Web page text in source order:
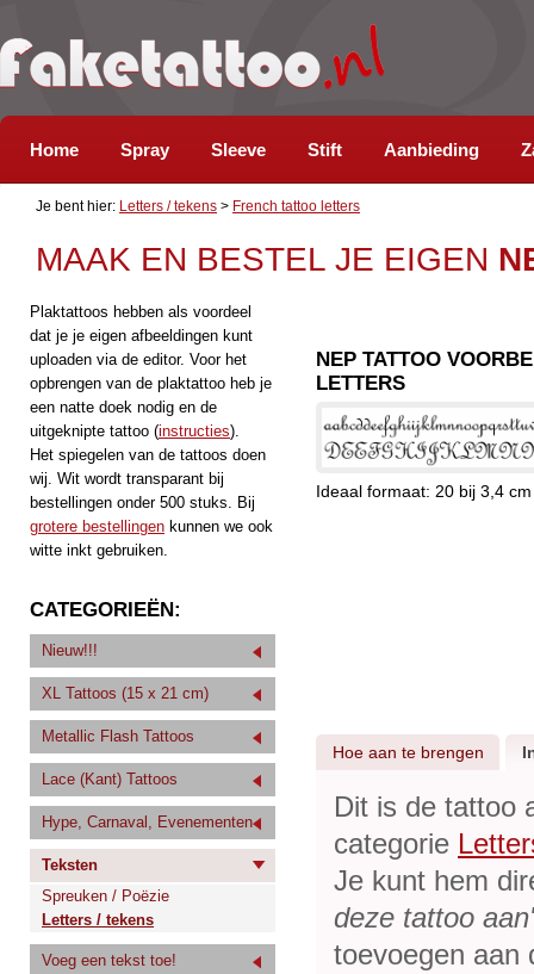
Home Spray Sleeve Stift Aanbieding
Je bent hier: Letters / tekens > French tattoo letters
MAAK EN BESTEL JE EIGEN
Plaktattoos hebben als voordeel
dat je je eigen afbeeldingen kunt
uploaden via de editor. Voor het
opbrengen van de plaktattoo heb je
een natte doek nodig en de
uitgeknipte tattoo (instructies).
Het spiegelen van de tattoos doen
wij. Wit wordt transparant bij
bestellingen onder 500 stuks. Bij
grotere bestellingen kunnen we ook
witte inkt gebruiken.
CATEGORIEËN:
Nieuw!!!
XL Tattoos (15 x 21 cm)
Metallic Flash Tattoos
Lace (Kant) Tattoos
Hype, Carnaval, Evenementen
Teksten
Spreuken / Poëzie
Letters / tekens
Voeg een tekst toe!
NEP TATTOO
LETTERS
Ideaal formaat: 20 bij 3,4 cm
Hoe aan te brengen
Dit is de tattoo
categorie
Je kunt hem
deze tattoo
toevoegen aan